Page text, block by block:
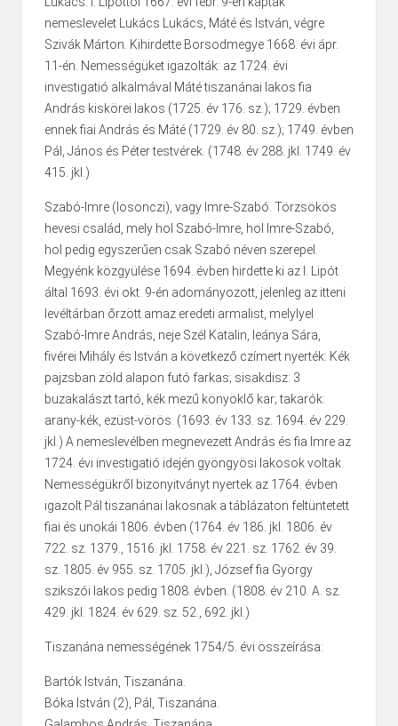
nemeslevelet Lukács Lukács, Máté és István, végre
Szivák Márton. Kihirdette Borsodmegye 1668. évi ápr.
11-én. Nemességüket igazolták: az 1724. évi
investigatió alkalmával Máté tiszanánai lakos fia
András kiskörei lakos (1725. év 176. sz.); 1729. évben
ennek fiai András és Máté (1729. év 80. sz.); 1749. évben
Pál, János és Péter testvérek. (1748. év 288. jkl. 1749. év
415. jkl.)
Szabó-Imre (losonczi), vagy Imre-Szabó. Törzsökös
hevesi család, mely hol Szabó-Imre, hol Imre-Szabó,
hol pedig egyszerűen csak Szabó néven szerepel.
Megyénk közgyülése 1694. évben hirdette ki az I. Lipót
által 1693. évi okt. 9-én adományozott, jelenleg az itteni
levéltárban őrzött amaz eredeti armalist, melylyel
Szabó-Imre András, neje Szél Katalin, leánya Sára,
fivérei Mihály és István a következő czímert nyerték: Kék
pajzsban zöld alapon futó farkas; sisakdisz: 3
buzakalászt tartó, kék mezű könyöklő kar; takarók:
arany-kék, ezüst-vörös. (1693. év 133. sz. 1694. év 229.
jkl.) A nemeslevélben megnevezett András és fia Imre az
1724. évi investigatió idején gyöngyösi lakosok voltak.
Nemességükről bizonyitványt nyertek az 1764. évben
igazolt Pál tiszanánai lakosnak a táblázaton feltüntetett
fiai és unokái 1806. évben (1764. év 186. jkl. 1806. év
722. sz. 1379., 1516. jkl. 1758. év 221. sz. 1762. év 39.
sz. 1805. év 955. sz. 1705. jkl.), József fia György
szikszói lakos pedig 1808. évben. (1808. év 210. A. sz.
429. jkl. 1824. év 629. sz. 52., 692. jkl.)
Tiszanána nemességének 1754/5. évi összeírása:
Bartók István, Tiszanána.
Bóka István (2), Pál, Tiszanána.